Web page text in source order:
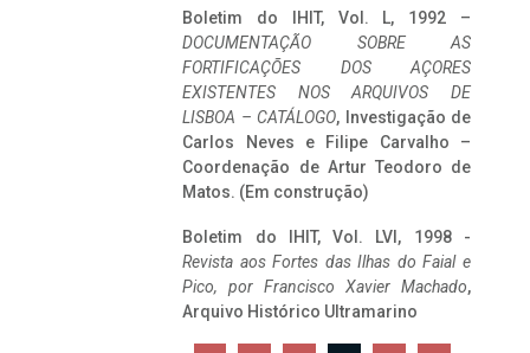
Boletim do IHIT, Vol. L, 1992 –
DOCUMENTAÇÃO SOBRE AS
FORTIFICAÇÕES DOS AÇORES
EXISTENTES NOS ARQUIVOS DE
LISBOA – CATÁLOGO, Investigação de
Carlos Neves e Filipe Carvalho –
Coordenação de Artur Teodoro de
Matos. (Em construção)
Boletim do IHIT, Vol. LVI, 1998 -
Revista aos Fortes das Ilhas do Faial e
Pico, por Francisco Xavier Machado,
Arquivo Histórico Ultramarino